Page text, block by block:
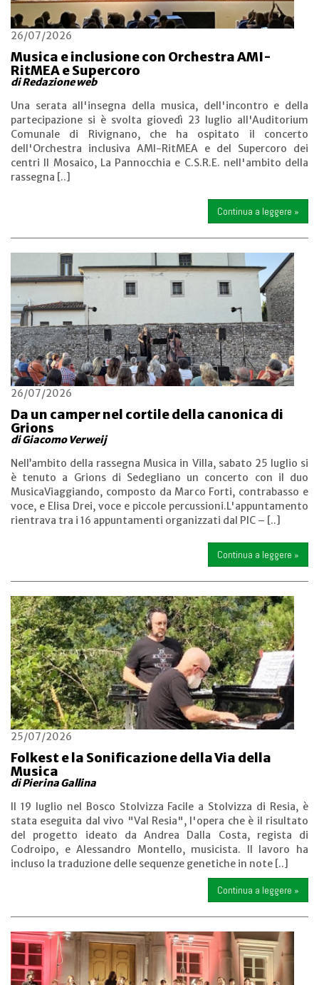
26/07/2026
Musica e inclusione con Orchestra AMI-
RitMEA e Supercoro
di Redazione web
Una serata all'insegna della musica, dell'incontro e della
partecipazione si è svolta giovedì 23 luglio all'Auditorium
Comunale di Rivignano, che ha ospitato il concerto
dell'Orchestra inclusiva AMI-RitMEA e del Supercoro dei
centri Il Mosaico, La Pannocchia e C.S.R.E. nell'ambito della
rassegna [..]
Continua a leggere »
26/07/2026
Da un camper nel cortile della canonica di
Grions
di Giacomo Verweij
Nell’ambito della rassegna Musica in Villa, sabato 25 luglio si
è tenuto a Grions di Sedegliano un concerto con il duo
MusicaViaggiando, composto da Marco Forti, contrabasso e
voce, e Elisa Drei, voce e piccole percussioni.L'appuntamento
rientrava tra i 16 appuntamenti organizzati dal PIC – [..]
Continua a leggere »
25/07/2026
Folkest e la Sonificazione della Via della
Musica
di Pierina Gallina
Il 19 luglio nel Bosco Stolvizza Facile a Stolvizza di Resia, è
stata eseguita dal vivo "Val Resia", l'opera che è il risultato
del progetto ideato da Andrea Dalla Costa, regista di
Codroipo, e Alessandro Montello, musicista. Il lavoro ha
incluso la traduzione delle sequenze genetiche in note [..]
Continua a leggere »